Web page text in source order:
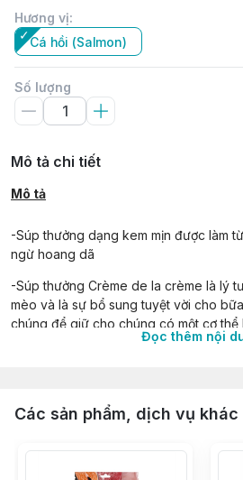
Hương vị:
Cá hồi (Salmon)
Số lượng
Mô tả chi tiết
Mô tả
-Súp thưởng dạng kem mịn được làm
ngừ hoang dã
-Súp thưởng Crème de la crème là lý
mèo và là sự bổ sung tuyệt vời cho
chúng để giữ cho chúng có một cơ thể
-Aatas Cat Crème de la crème là thức
dành cho mèo . Cho ăn cùng với Aatas
-Những túi súp không có ngũ cốc,
Đọc thêm nội
Các sản phẩm, dịch vụ khác